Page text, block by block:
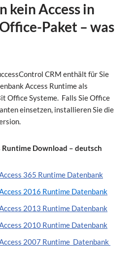
kein Access in
Paket – was
CRM enthält für Sie
Access Runtime als
Office Systeme. Falls Sie Office
einsetzen, installieren Sie die
Download – deutsch
365 Runtime Datenbank
2016 Runtime Datenbank
2013 Runtime Datenbank
2010 Runtime Datenbank
2007 Runtime Datenbank